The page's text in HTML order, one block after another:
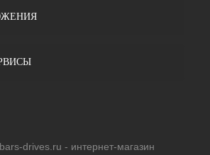
drives.ru - интернет-магазин